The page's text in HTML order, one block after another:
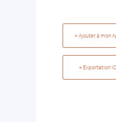
+ Ajouter à mon
+ Exportation